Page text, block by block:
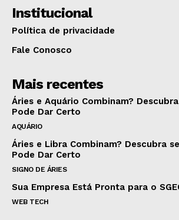
Institucional
Política de privacidade
Fale Conosco
Mais recentes
Áries e Aquário Combinam?
Pode Dar Certo
AQUÁRIO
Áries e Libra Combinam? Descubra
Pode Dar Certo
SIGNO DE ÁRIES
Sua Empresa Está Pronta para o
WEB TECH